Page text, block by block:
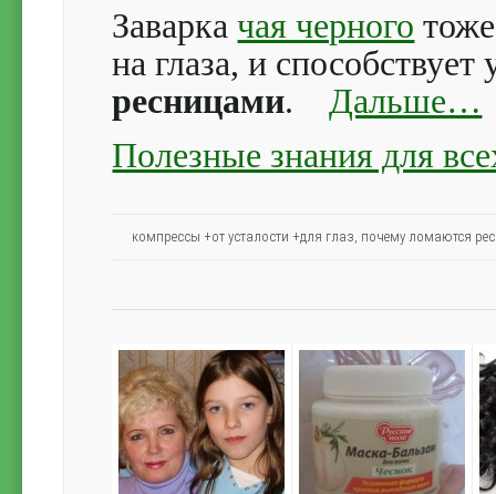
Заваркачая черного
на глаза, и
ресницами.Дальше…
Полезные знания для
компрессы +от усталости +для глаз, почему ломаются